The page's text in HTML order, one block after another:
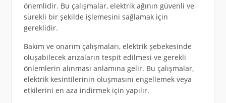
önemlidir. Bu çalışmalar, elektrik ağının güvenli ve
sürekli bir şekilde işlemesini sağlamak için
gereklidir.
Bakım ve onarım çalışmaları, elektrik şebekesinde
oluşabilecek arızaların tespit edilmesi ve gerekli
önlemlerin alınması anlamına gelir. Bu çalışmalar,
elektrik kesintilerinin oluşmasını engellemek veya
etkilerini en aza indirmek için yapılır.